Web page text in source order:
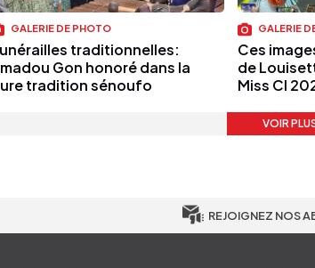
GALERIE DE PHOTO
traditionnelles:
Gon honoré dans la
tradition sénoufo
GALERIE
Ces
de
Miss CI
VOIR
REJOIGNEZ NOS